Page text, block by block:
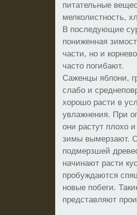
питательные
мелколистность,
В последующие
пониженная
части, но и
часто погибают.
Саженцы яблони,
слабо и
хорошо расти в
увлажнения. При
они растут плохо
зимы вымерзают.
подмерзшей
начинают расти
пробуждаются
новые побеги.
представляют